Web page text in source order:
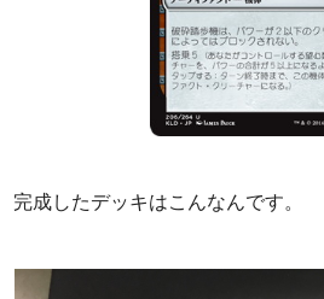
完成したデッキはこんなんです。